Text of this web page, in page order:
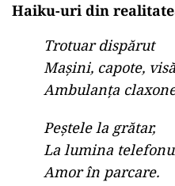
Haiku-uri din
Trotuar dispărut
Mașini, capote,
Ambulanța
Peștele la grătar,
La lumina
Amor în parcare.